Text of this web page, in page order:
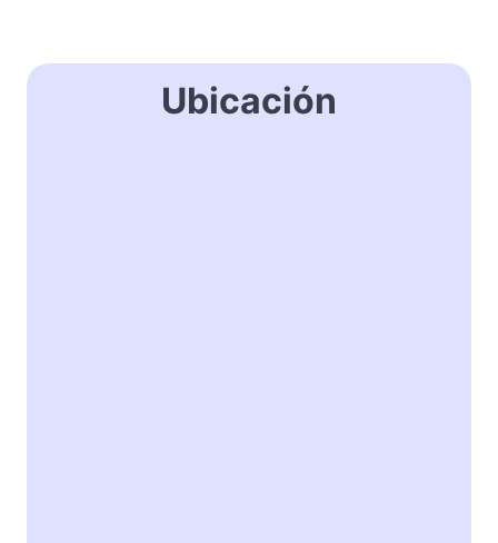
Ubicación